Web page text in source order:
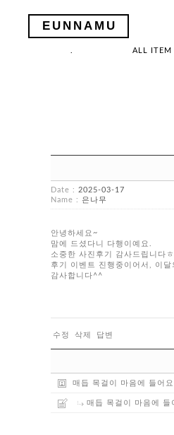
EUNNAMU
ALL ITEM
Date :
2025-03-17
Name :
은나무
안녕하세요~
맘에 드셨다니 다행이예요.
소중한 사진후기 감사드립니다ㅎ
후기 이벤트 진행중이어서, 이달
감사합니다^^
수정 삭제 답변
매듭 목걸이 마음에 들어
매듭 목걸이 마음에 들